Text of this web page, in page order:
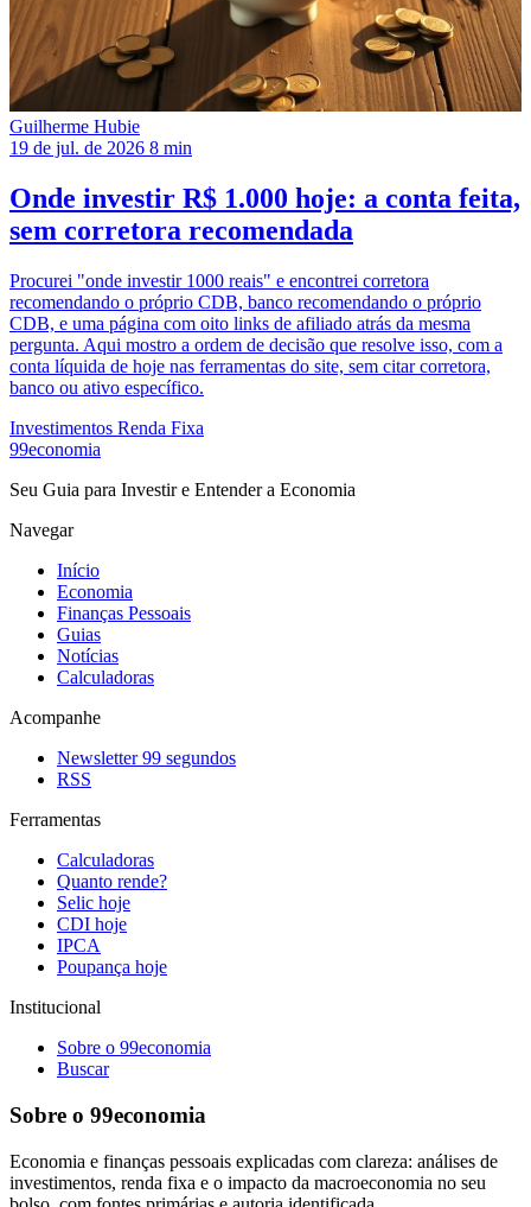
Guilherme Hubie
19 de jul. de 2026 8 min
Onde investir R$ 1.000 hoje: a conta feita,
sem corretora recomendada
Procurei "onde investir 1000 reais" e encontrei corretora
recomendando o próprio CDB, banco recomendando o próprio
CDB, e uma página com oito links de afiliado atrás da mesma
pergunta. Aqui mostro a ordem de decisão que resolve isso, com a
conta líquida de hoje nas ferramentas do site, sem citar corretora,
banco ou ativo específico.
Investimentos Renda Fixa
99economia
Seu Guia para Investir e Entender a Economia
Navegar
Início
Economia
Finanças Pessoais
Guias
Notícias
Calculadoras
Acompanhe
Newsletter 99 segundos
RSS
Ferramentas
Calculadoras
Quanto rende?
Selic hoje
CDI hoje
IPCA
Poupança hoje
Institucional
Sobre o 99economia
Buscar
Sobre o 99economia
Economia e finanças pessoais explicadas com clareza: análises de
investimentos, renda fixa e o impacto da macroeconomia no seu